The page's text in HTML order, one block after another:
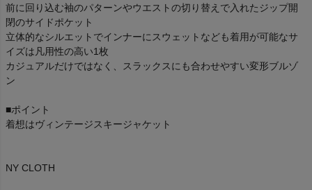
前に回り込む袖のパターンやウエストの切り替えで入れたジップ開
閉のサイドポケット
立体的なシルエットでインナーにスウェットなども着用が可能なサ
イズは凡用性の高い1枚
カジュアルだけではなく、スラックスにも合わせやすい変形ブルゾ
ン
■ポイント
着想はヴィンテージスキージャケット
NY CLOTH